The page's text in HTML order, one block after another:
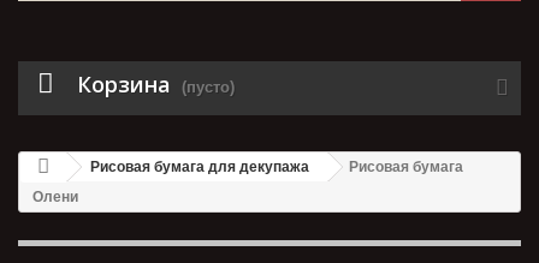
Корзина (пусто)
Рисовая бумага для декупажа
Рисовая бумага
Олени